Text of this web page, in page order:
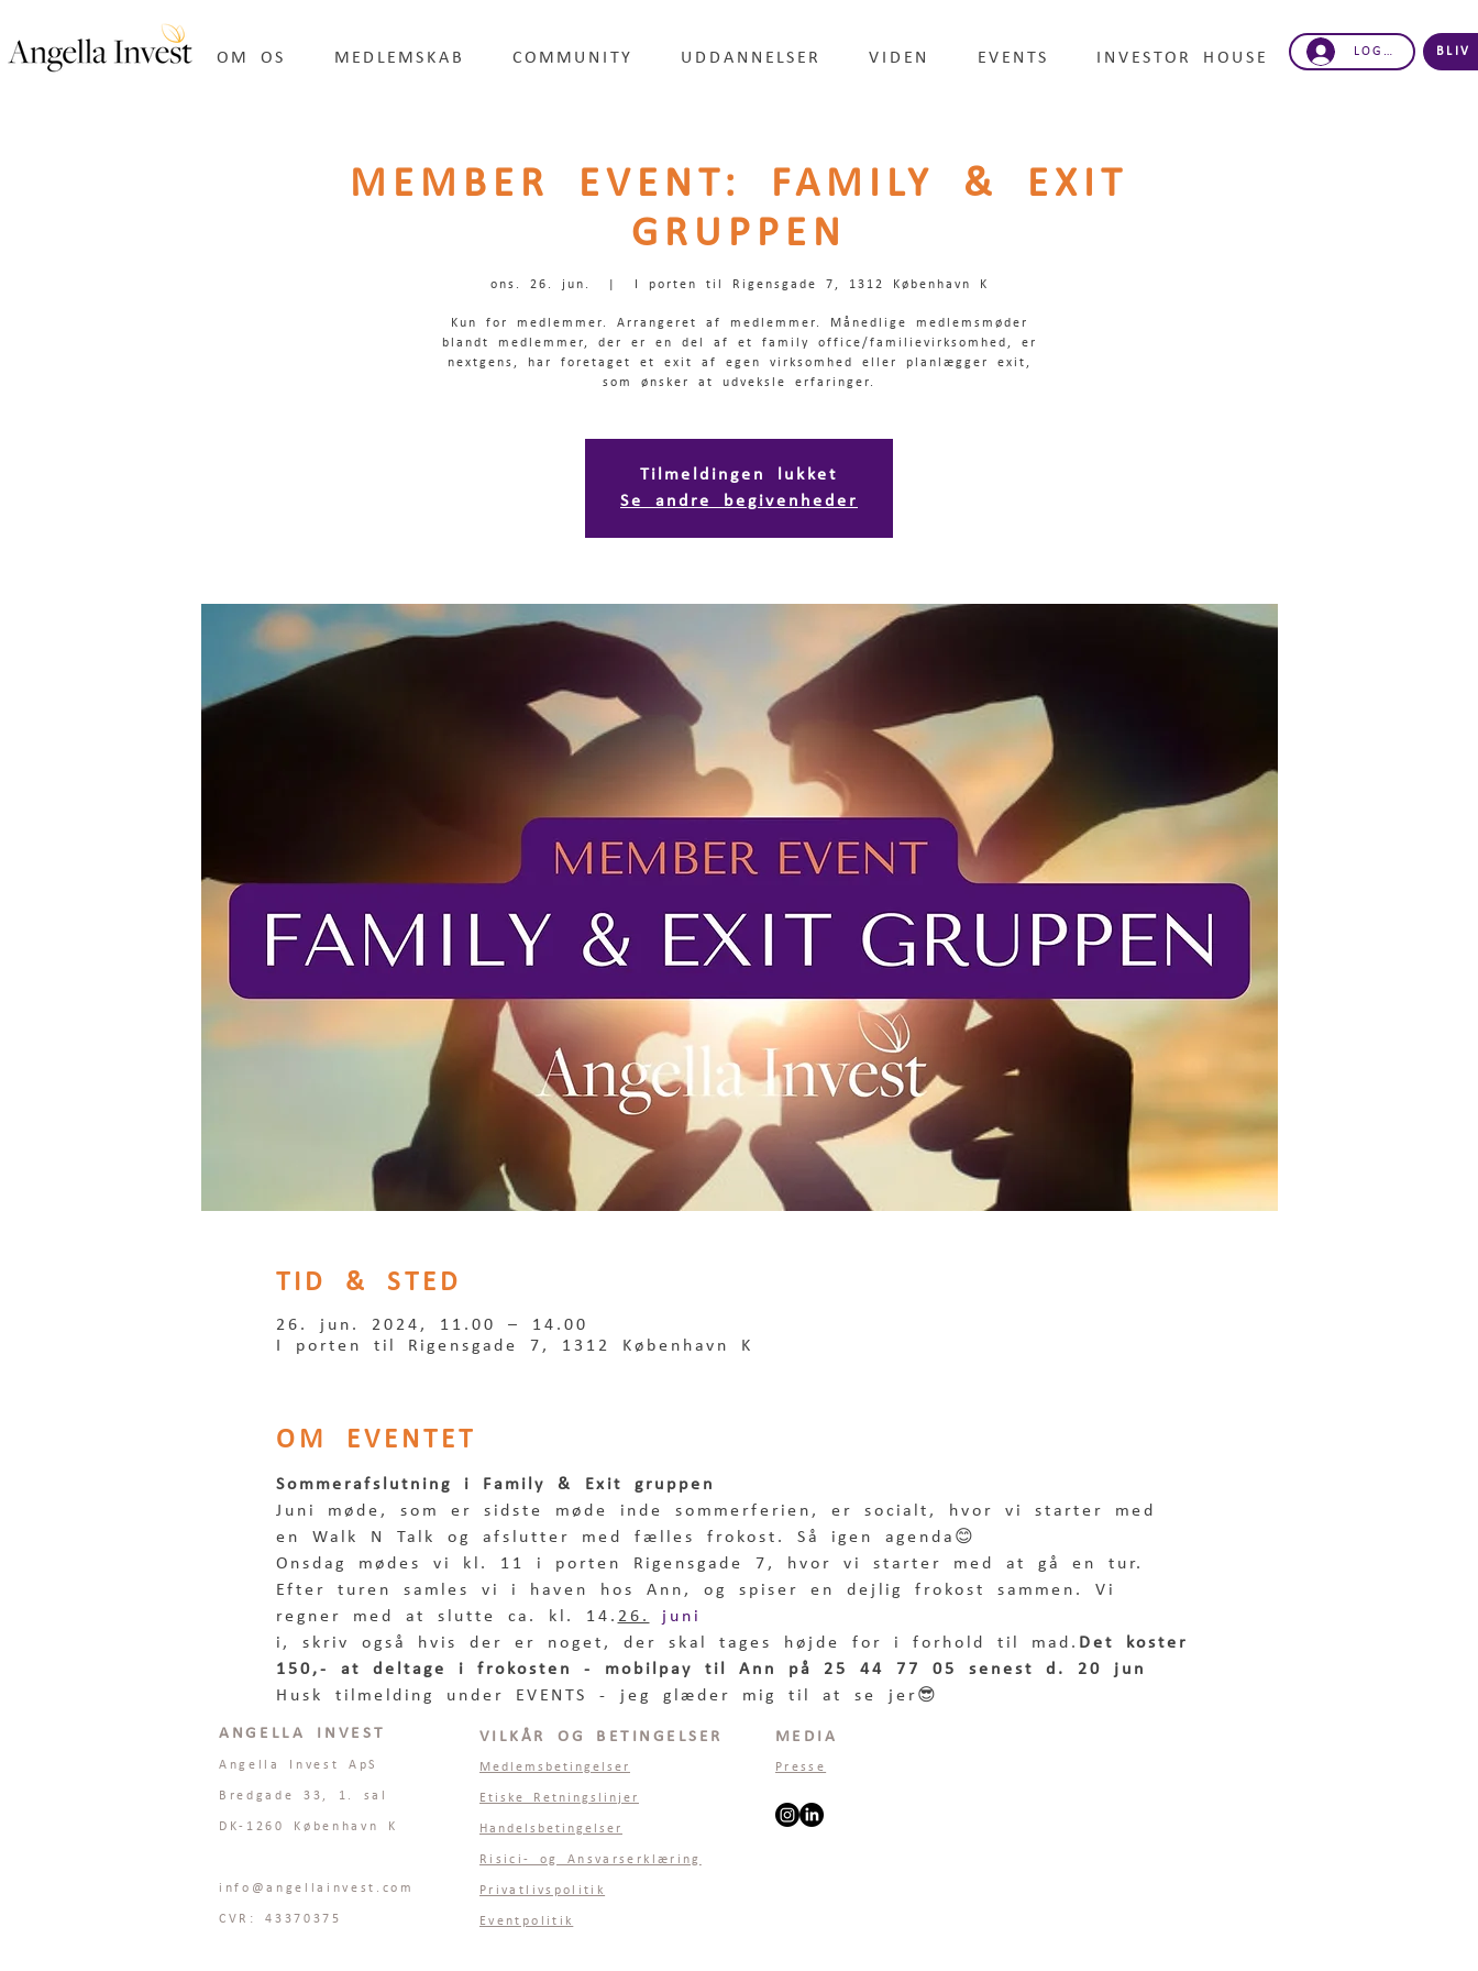
LOG IND
OM OS MEDLEMSKAB COMMUNITY UDDANNELSER VIDEN EVENTS INVESTOR HOUSE BLIV
MEMBER EVENT: FAMILY & EXIT
GRUPPEN
ons. 26. jun. I porten til Rigensgade 7, 1312 København K
Kun for medlemmer. Arrangeret af medlemmer. Månedlige medlemsmøder
blandt medlemmer, der er en del af et family office/familievirksomhed, er
nextgens, har foretaget et exit af egen virksomhed eller planlægger exit,
som ønsker at udveksle erfaringer.
Tilmeldingen lukket
Se andre begivenheder
TID & STED
26. jun. 2024, 11.00 – 14.00
I porten til Rigensgade 7, 1312 København K
OM EVENTET
Sommerafslutning i Family & Exit gruppen
Juni møde, som er sidste møde inde sommerferien, er socialt, hvor vi starter med
en Walk N Talk og afslutter med fælles frokost. Så igen agenda😊
Onsdag mødes vi kl. 11 i porten Rigensgade 7, hvor vi starter med at gå en tur.
Efter turen samles vi i haven hos Ann, og spiser en dejlig frokost sammen. Vi
regner med at slutte ca. kl. 14. 26.
juni
i, skriv også hvis der er noget, der skal tages højde for i forhold til mad. Det koster
150,- at deltage i frokosten - mobilpay til Ann på 25 44 77 05 senest d. 20 jun
Husk tilmelding under EVENTS - jeg glæder mig til at se jer😎
ANGELLA INVEST
Angella Invest ApS
Bredgade 33, 1. sal
DK-1260 København K
info@angellainvest.com
CVR: 43370375
VILKÅR OG BETINGELSER
Medlemsbetingelser
Etiske Retningslinjer
Handelsbetingelser
Risici- og Ansvarserklæring
Privatlivspolitik
Eventpolitik
MEDIA
Presse